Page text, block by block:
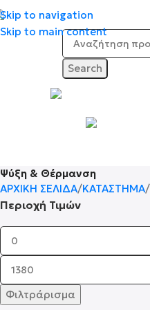
Skip to navigation
Skip to main content
Search
Ψύξη & Θέρμανση
ΑΡΧΙΚΉ ΣΕΛΊΔΑ ΚΑΤΆΣΤΗΜΑ
Περιοχή Τιμών
Φιλτράρισμα